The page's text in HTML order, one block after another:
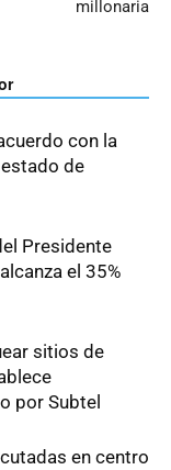
millonaria
con la
de
Presidente
el 35%
sitios de
por Subtel
en centro